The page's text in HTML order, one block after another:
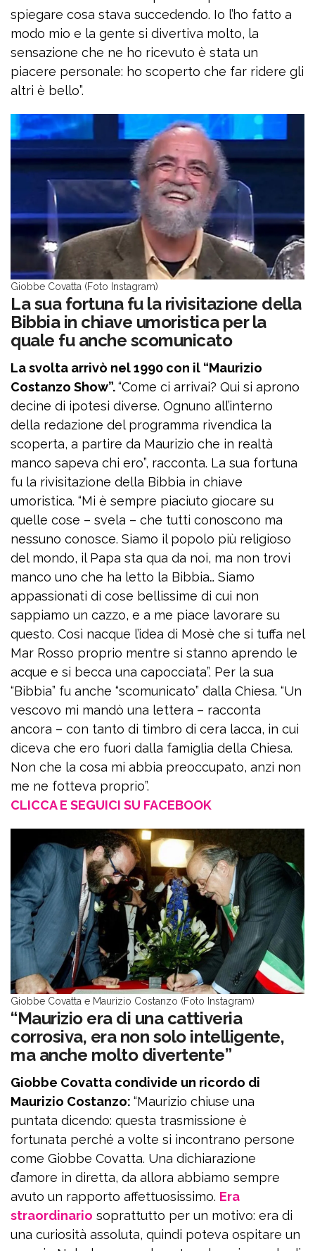
spiegare cosa stava succedendo. Io l’ho fatto a
modo mio e la gente si divertiva molto, la
sensazione che ne ho ricevuto è stata un
piacere personale: ho scoperto che far ridere gli
altri è bello”.
Giobbe Covatta (Foto Instagram)
La sua fortuna fu la rivisitazione della
Bibbia in chiave umoristica per la
quale fu anche scomunicato
La svolta arrivò nel 1990 con il “Maurizio
Costanzo Show”.“Come ci arrivai? Qui si aprono
decine di ipotesi diverse. Ognuno all’interno
della redazione del programma rivendica la
scoperta, a partire da Maurizio che in realtà
manco sapeva chi ero”, racconta. La sua fortuna
fu la rivisitazione della Bibbia in chiave
umoristica. “Mi è sempre piaciuto giocare su
quelle cose – svela – che tutti conoscono ma
nessuno conosce. Siamo il popolo più religioso
del mondo, il Papa sta qua da noi, ma non trovi
manco uno che ha letto la Bibbia… Siamo
appassionati di cose bellissime di cui non
sappiamo un cazzo, e a me piace lavorare su
questo. Così nacque l’idea di Mosè che si tuffa nel
Mar Rosso proprio mentre si stanno aprendo le
acque e si becca una capocciata”. Per la sua
“Bibbia” fu anche “scomunicato” dalla Chiesa. “Un
vescovo mi mandò una lettera – racconta
ancora – con tanto di timbro di cera lacca, in cui
diceva che ero fuori dalla famiglia della Chiesa.
Non che la cosa mi abbia preoccupato, anzi non
me ne fotteva proprio”.
CLICCA E SEGUICI SU FACEBOOK
Giobbe Covatta e Maurizio Costanzo (Foto Instagram)
“Maurizio era di una cattiveria
corrosiva, era non solo intelligente,
ma anche molto divertente”
Giobbe Covatta condivide un ricordo di
Maurizio Costanzo: “Maurizio chiuse una
puntata dicendo: questa trasmissione è
fortunata perché a volte si incontrano persone
come Giobbe Covatta. Una dichiarazione
d’amore in diretta, da allora abbiamo sempre
avuto un rapporto affettuosissimo. Era
straordinario soprattutto per un motivo: era di
una curiosità assoluta, quindi poteva ospitare un